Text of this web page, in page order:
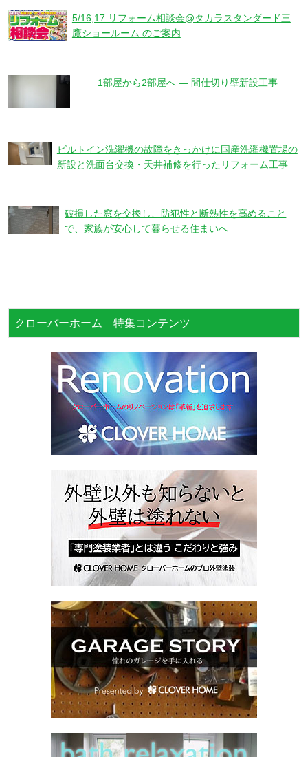
5/16,17 リフォーム相談会@タカラスタンダード三
鷹ショールーム のご案内
1部屋から2部屋へ ― 間仕切り壁新設工事
ビルトイン洗濯機の故障をきっかけに国産洗濯機置場の
新設と洗面台交換・天井補修を行ったリフォーム工事
破損した窓を交換し、防犯性と断熱性を高めること
で、家族が安心して暮らせる住まいへ
クローバーホーム 特集コンテンツ